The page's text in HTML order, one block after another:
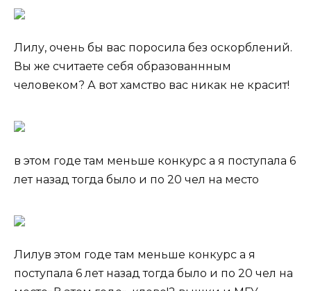
Лилу, очень бы вас поросила без оскорблений.
Вы же считаете себя образованнным
человеком? А вот хамство вас никак не красит!
в этом годе там меньше конкурс а я поступала 6
лет назад тогда было и по 20 чел на место
Лилув этом годе там меньше конкурс а я
поступала 6 лет назад тогда было и по 20 чел на